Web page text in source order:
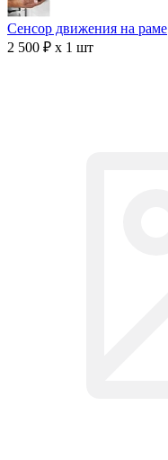
Сенсор движения на раме
2 500 ₽ x 1 шт